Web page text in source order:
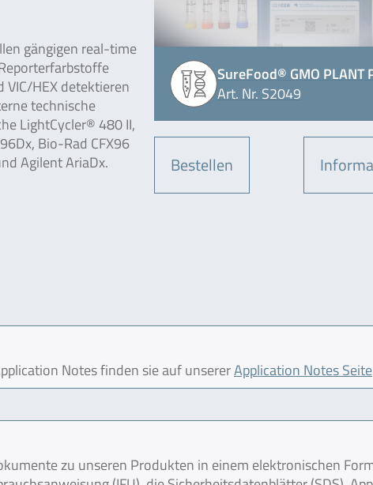
SureFood® GMO PLANT
Art. Nr. S2049
Bestellen
gängigen real-time
VIC/HEX detektieren
technische
LightCycler® 480 II,
Bio-Rad CFX96
Agilent AriaDx.
Notes finden sie auf unsererApplication Notes Seite
zu unseren Produkten in einem elektronischen